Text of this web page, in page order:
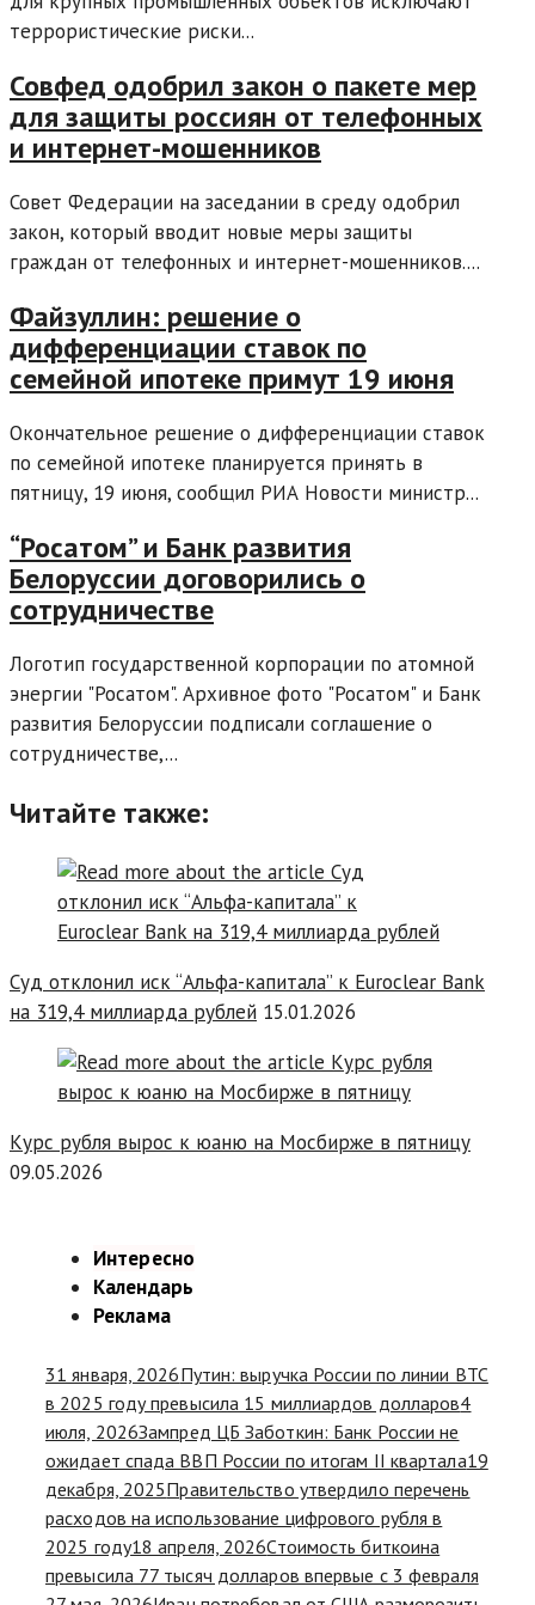
террористические риски...
Совфед одобрил закон о пакете мер
для защиты россиян от телефонных
и интернет-мошенников
Совет Федерации на заседании в среду одобрил
закон, который вводит новые меры защиты
граждан от телефонных и интернет-мошенников....
Файзуллин: решение о
дифференциации ставок по
семейной ипотеке примут 19 июня
Окончательное решение о дифференциации ставок
по семейной ипотеке планируется принять в
пятницу, 19 июня, сообщил РИА Новости министр...
“Росатом” и Банк развития
Белоруссии договорились о
сотрудничестве
Логотип государственной корпорации по атомной
энергии "Росатом". Архивное фото "Росатом" и Банк
развития Белоруссии подписали соглашение о
сотрудничестве,...
Читайте также:
Суд отклонил иск “Альфа-капитала” к Euroclear Bank
на 319,4 миллиарда рублей 15.01.2026
Курс рубля вырос к юаню на Мосбирже в пятницу
09.05.2026
Интересно
Календарь
Реклама
31 января, 2026Путин: выручка России по линии ВТС
в 2025 году превысила 15 миллиардов долларов4
июля, 2026Зампред ЦБ Заботкин: Банк России не
ожидает спада ВВП России по итогам II квартала19
декабря, 2025Правительство утвердило перечень
расходов на использование цифрового рубля в
2025 году18 апреля, 2026Стоимость биткоина
превысила 77 тысяч долларов впервые с 3 февраля